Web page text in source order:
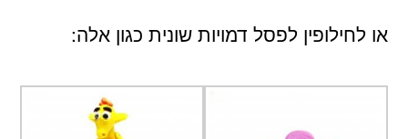
או לחילופין לפסל דמויות שונית כגון אלה: